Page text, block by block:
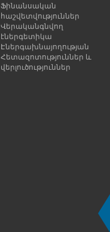
Ֆինանսական
հաշվետվություններ
Վերականգնվող
էներգետիկա
Էներգախնայողության
Հետազոտություններ և
վերլուծություններ